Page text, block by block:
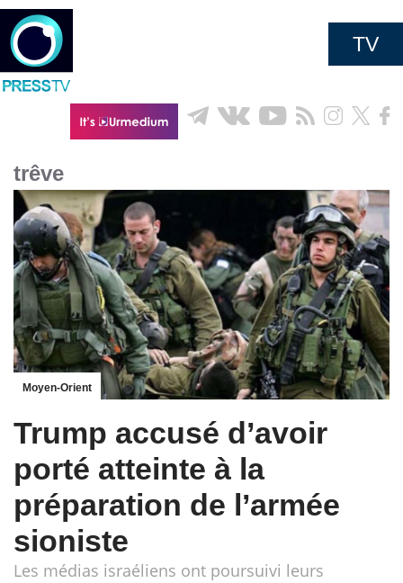
TV
trêve
Moyen-Orient
Trump accusé d’avoir
porté atteinte à la
préparation de l’armée
sioniste
Les médias israéliens ont poursuivi leurs